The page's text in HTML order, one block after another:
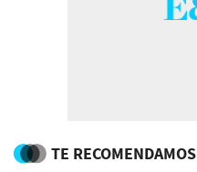
TE RECOMENDAMOS